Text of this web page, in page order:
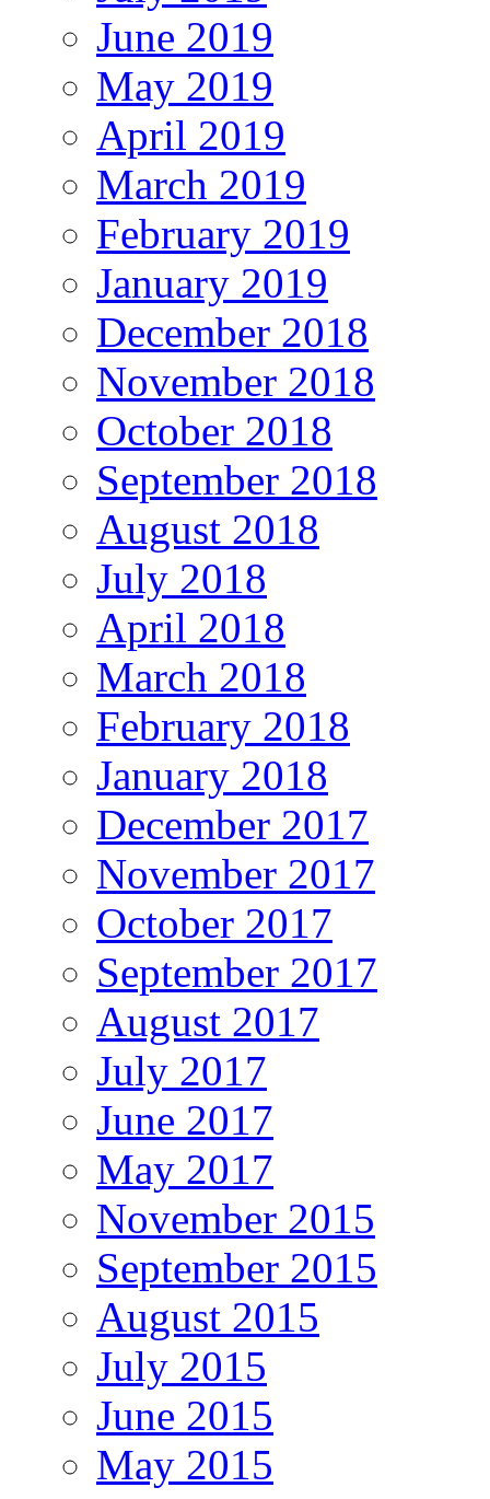
June 2019
May 2019
April 2019
March 2019
February 2019
January 2019
December 2018
November 2018
October 2018
September 2018
August 2018
July 2018
April 2018
March 2018
February 2018
January 2018
December 2017
November 2017
October 2017
September 2017
August 2017
July 2017
June 2017
May 2017
November 2015
September 2015
August 2015
July 2015
June 2015
May 2015